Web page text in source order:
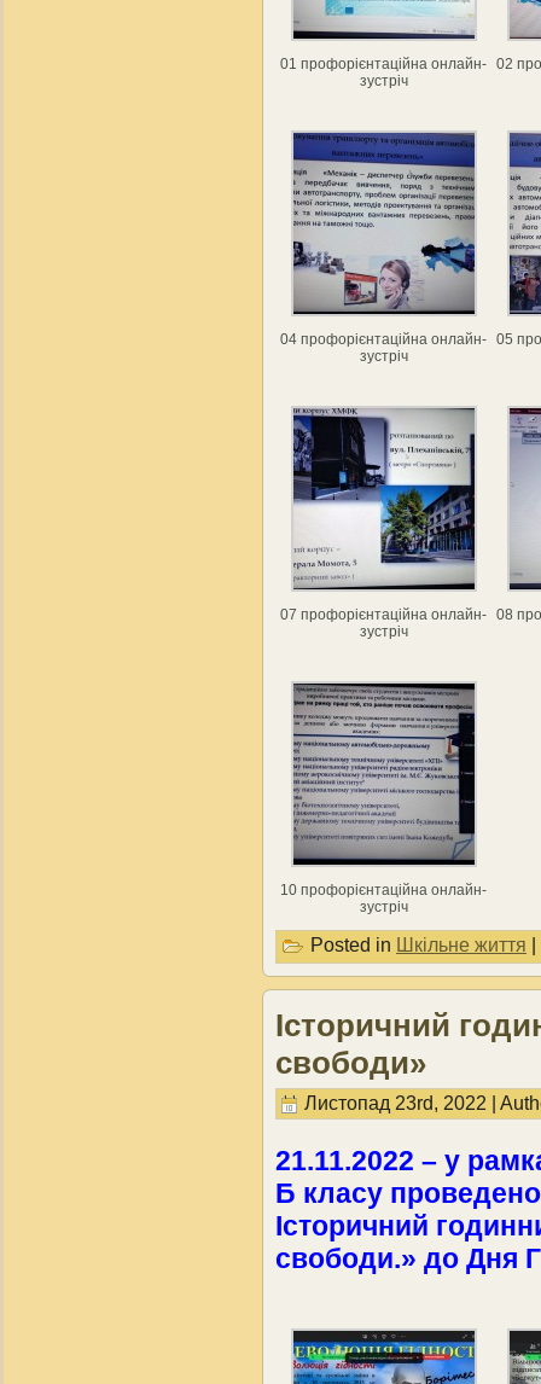
01 профорієнтаційна онлайн-
зустріч
02
04 профорієнтаційна онлайн-
зустріч
05
07 профорієнтаційна онлайн-
зустріч
08
10 профорієнтаційна онлайн-
зустріч
Posted in Шкільне життя |
Історичний
свободи»
Листопад 23rd, 2022 |
21.11.2022 – у
Б класу
Історичний
свободи.» до Дня